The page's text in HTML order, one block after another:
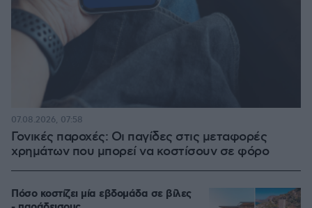
Γονικές παροχές: Οι παγίδες στις μεταφορές
χρημάτων που μπορεί να κοστίσουν σε φόρο
07.08.2026, 07:58
Πόσο κοστίζει μία εβδομάδα σε βίλες